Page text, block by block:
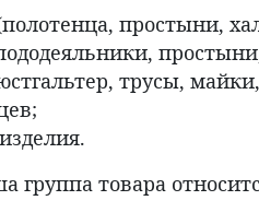
простыни,
трусы,
группа товара